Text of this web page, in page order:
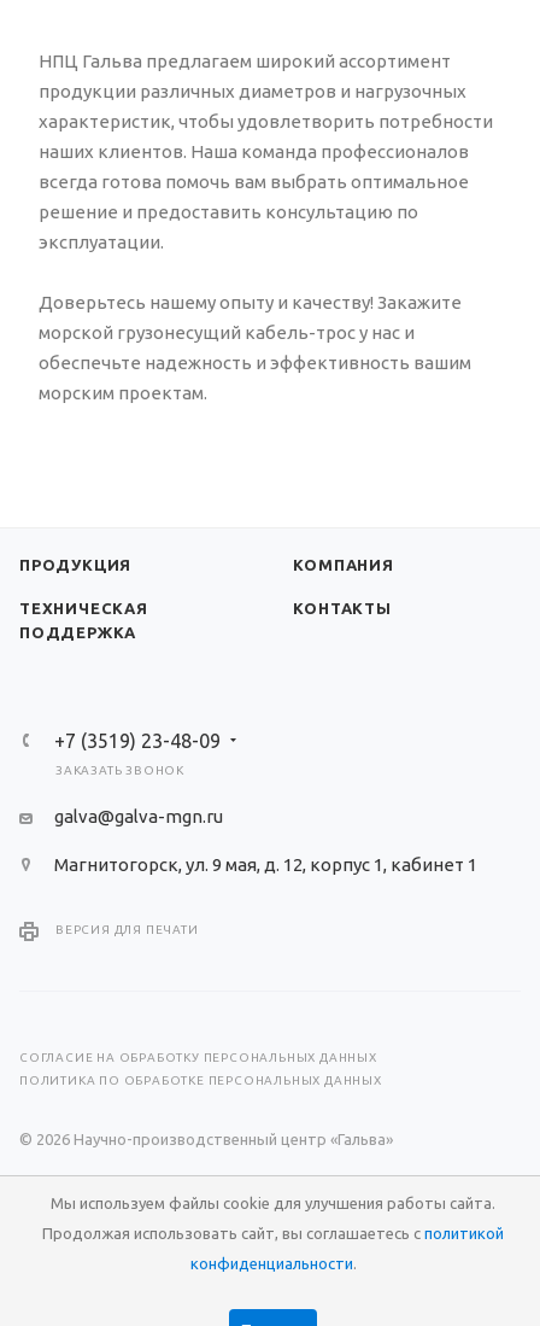
НПЦ Гальва предлагаем широкий ассортимент
продукции различных диаметров и нагрузочных
характеристик, чтобы удовлетворить потребности
наших клиентов. Наша команда профессионалов
всегда готова помочь вам выбрать оптимальное
решение и предоставить консультацию по
эксплуатации.
Доверьтесь нашему опыту и качеству! Закажите
морской грузонесущий кабель-трос у нас и
обеспечьте надежность и эффективность вашим
морским проектам.
ПРОДУКЦИЯ КОМПАНИЯ
ТЕХНИЧЕСКАЯ
ПОДДЕРЖКА
КОНТАКТЫ
+7 (3519) 23-48-09
ЗАКАЗАТЬ ЗВОНОК
galva@galva-mgn.ru
Магнитогорск, ул. 9 мая, д. 12, корпус 1, кабинет 1
ВЕРСИЯ ДЛЯ ПЕЧАТИ
СОГЛАСИЕ НА ОБРАБОТКУ ПЕРСОНАЛЬНЫХ ДАННЫХ
ПОЛИТИКА ПО ОБРАБОТКЕ ПЕРСОНАЛЬНЫХ ДАННЫХ
© 2026 Научно-производственный центр «Гальва»
Мы используем файлы cookie для улучшения работы сайта.
Продолжая использовать сайт, вы соглашаетесь с политикой
конфиденциальности.